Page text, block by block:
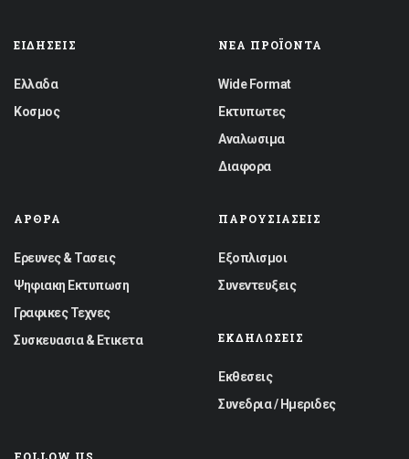
ΕΙΔΉΣΕΙΣ
Ελλαδα
Κοσμος
ΝΈΑ ΠΡΟΪΌΝΤΑ
Wide Format
Εκτυπωτες
Αναλωσιμα
Διαφορα
ΆΡΘΡΑ
Ερευνες & Τασεις
Ψηφιακη Εκτυπωση
Γραφικες Τεχνες
Συσκευασια & Ετικετα
ΠΑΡΟΥΣΙΆΣΕΙΣ
Εξοπλισμοι
Συνεντευξεις
ΕΚΔΗΛΏΣΕΙΣ
Εκθεσεις
Συνεδρια / Ημεριδες
FOLLOW US